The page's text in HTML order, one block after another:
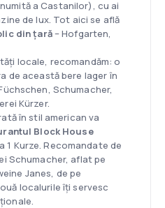
a Castanilor), cu ai
de lux. Tot aici se află
din țară– Hofgarten,
locale, recomandăm: o
de această bere lager în
Schumacher,
Kürzer.
în stil american va
Block House
1 Kurze. Recomandate de
Schumacher, aflat pe
Janes, de pe
localurile îți servesc